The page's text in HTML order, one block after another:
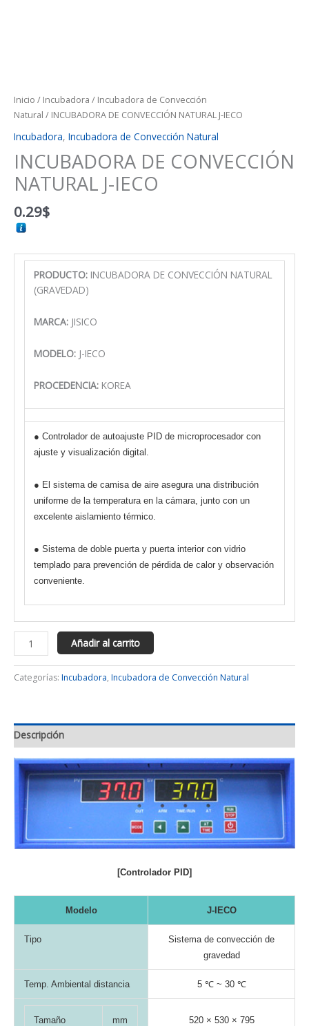
Inicio / Incubadora / Incubadora de Convección
Natural / INCUBADORA DE CONVECCIÓN NATURAL J-IECO
Incubadora, Incubadora de Convección Natural
INCUBADORA DE CONVECCIÓN
NATURAL J-IECO
0.29$
PRODUCTO: INCUBADORA DE CONVECCIÓN NATURAL
(GRAVEDAD)
MARCA: JISICO
MODELO: J-IECO
PROCEDENCIA: KOREA
● Controlador de autoajuste PID de microprocesador con
ajuste y visualización digital.
● El sistema de camisa de aire asegura una distribución
uniforme de la temperatura en la cámara, junto con un
excelente aislamiento térmico.
● Sistema de doble puerta y puerta interior con vidrio
templado para prevención de pérdida de calor y observación
conveniente.
Añadir al carrito
Categorías: Incubadora, Incubadora de Convección Natural
Descripción
[Controlador PID]
Modelo J-IECO
Tipo
Sistema de convección de
gravedad
Temp. Ambiental distancia 5 ℃ ~ 30 ℃
Tamaño
mm 520 × 530 × 795